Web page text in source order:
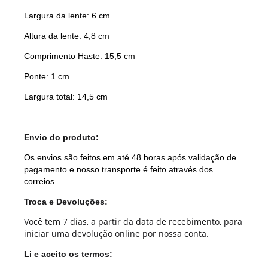
Largura da lente: 6 cm
Altura da lente: 4,8 cm
Comprimento Haste: 15,5 cm
Ponte: 1 cm
Largura total: 14,5 cm
Envio do produto:
Os envios são feitos em até 48 horas após validação de
pagamento e nosso transporte é feito através dos
correios.
Troca e Devoluções:
Você tem 7 dias, a partir da data de recebimento, para
iniciar uma devolução online por nossa conta.
Li e aceito os termos: